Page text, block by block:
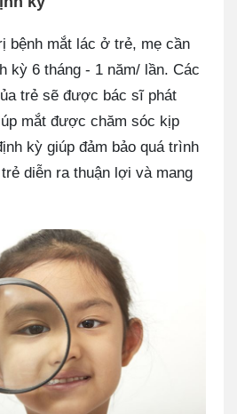
bệnh mắt lác ở trẻ, mẹ cần
kỳ 6 tháng - 1 năm/ lần. Các
trẻ sẽ được bác sĩ phát
mắt được chăm sóc kịp
kỳ giúp đảm bảo quá trình
diễn ra thuận lợi và mang